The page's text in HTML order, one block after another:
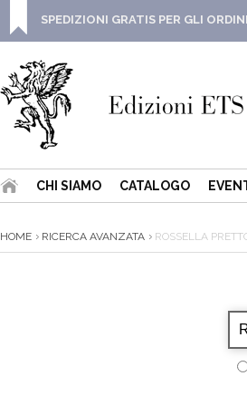
SPEDIZIONI GRATIS PER GLI
CHI SIAMO CATALOGO
HOME RICERCA AVANZATA ROSSELLA